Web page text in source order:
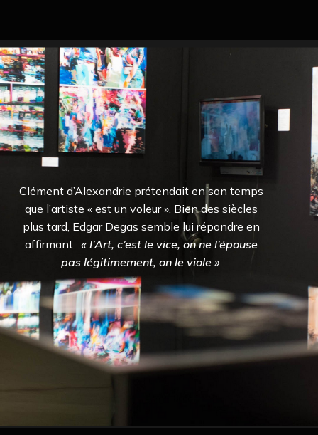
Clément d’Alexandrie prétendait en son temps
que l’artiste « est un voleur ». Bien des siècles
plus tard, Edgar Degas semble lui répondre en
affirmant : « l’Art, c’est le vice, on ne l’épouse
pas légitimement, on le viole ».